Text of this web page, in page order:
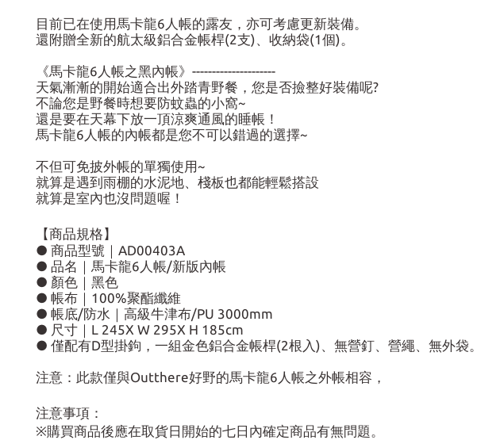
目前已在使用馬卡龍6人帳的露友，亦可考慮更新裝備。
還附贈全新的航太級鋁合金帳桿(2支)、收納袋(1個)。
《馬卡龍6人帳之黑內帳》---------------------
天氣漸漸的開始適合出外踏青野餐，您是否撿整好裝備呢?
不論您是野餐時想要防蚊蟲的小窩~
還是要在天幕下放一頂涼爽通風的睡帳！
馬卡龍6人帳的內帳都是您不可以錯過的選擇~
不但可免披外帳的單獨使用~
就算是遇到雨棚的水泥地、棧板也都能輕鬆搭設
就算是室內也沒問題喔！
【商品規格】
● 商品型號｜AD00403A
● 品名｜馬卡龍6人帳/新版內帳
● 顏色｜黑色
● 帳布｜100%聚酯纖維
● 帳底/防水｜高級牛津布/PU 3000mm
● 尺寸｜L 245X W 295X H 185cm
● 僅配有D型掛鉤，一組金色鋁合金帳桿(2根入)、無營釘、營繩、無外袋。
注意：此款僅與Outthere好野的馬卡龍6人帳之外帳相容，
注意事項：
※購買商品後應在取貨日開始的七日內確定商品有無問題。